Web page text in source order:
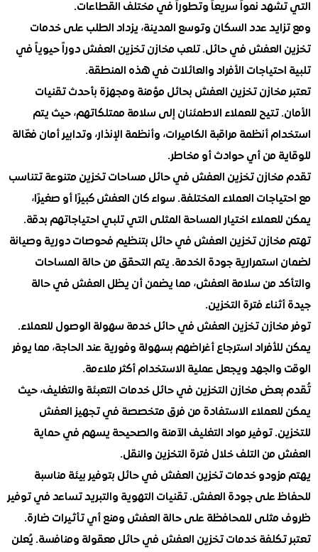
نمواً سريعاً وتطوراً في مختلف القطاعات.
عدد السكان وتوسع المدينة، يزداد الطلب على خدمات
في حائل. تلعب مخازن تخزين العفش دوراً حيوياً في
الأفراد والعائلات في هذه المنطقة.
تخزين العفش بحائل مؤمنة ومجهزة بأحدث تقنيات
تتيح للعملاء الاطمئنان إلى سلامة ممتلكاتهم، حيث يتم
أنظمة مراقبة الكاميرات، وأنظمة الإنذار، وتدابير أمان فعّالة
من أي حوادث أو مخاطر.
تخزين العفش في حائل مساحات تخزين متنوعة تتناسب
العملاء المختلفة. سواء كان العفش كبيرًا أو صغيرًا،
اختيار المساحة المثلى التي تلبي احتياجاتهم بدقة.
تخزين العفش في حائل بتنظيم فحوصات دورية وصيانة
جودة الخدمة. يتم التحقق من حالة المساحات
من سلامة العفش، مما يضمن أن يظل العفش في حالة
فترة التخزين.
تخزين العفش في حائل خدمة سهولة الوصول للعملاء.
استرجاع أغراضهم بسهولة وفورية عند الحاجة، مما يوفر
ويجعل عملية الاستخدام أكثر ملاءمة.
مخازن التخزين في حائل خدمات التعبئة والتغليف، حيث
الاستفادة من فرق متخصصة في تجهيز العفش
توفير مواد التغليف الآمنة والصحيحة يسهم في حماية
التلف خلال فترة التخزين والنقل.
خدمات تخزين العفش في حائل بتوفير بيئة مناسبة
على جودة العفش. تقنيات التهوية والتبريد تساعد في توفير
للمحافظة على حالة العفش ومنع أي تأثيرات ضارة.
خدمات تخزين العفش في حائل معقولة ومنافسة. يُعلن